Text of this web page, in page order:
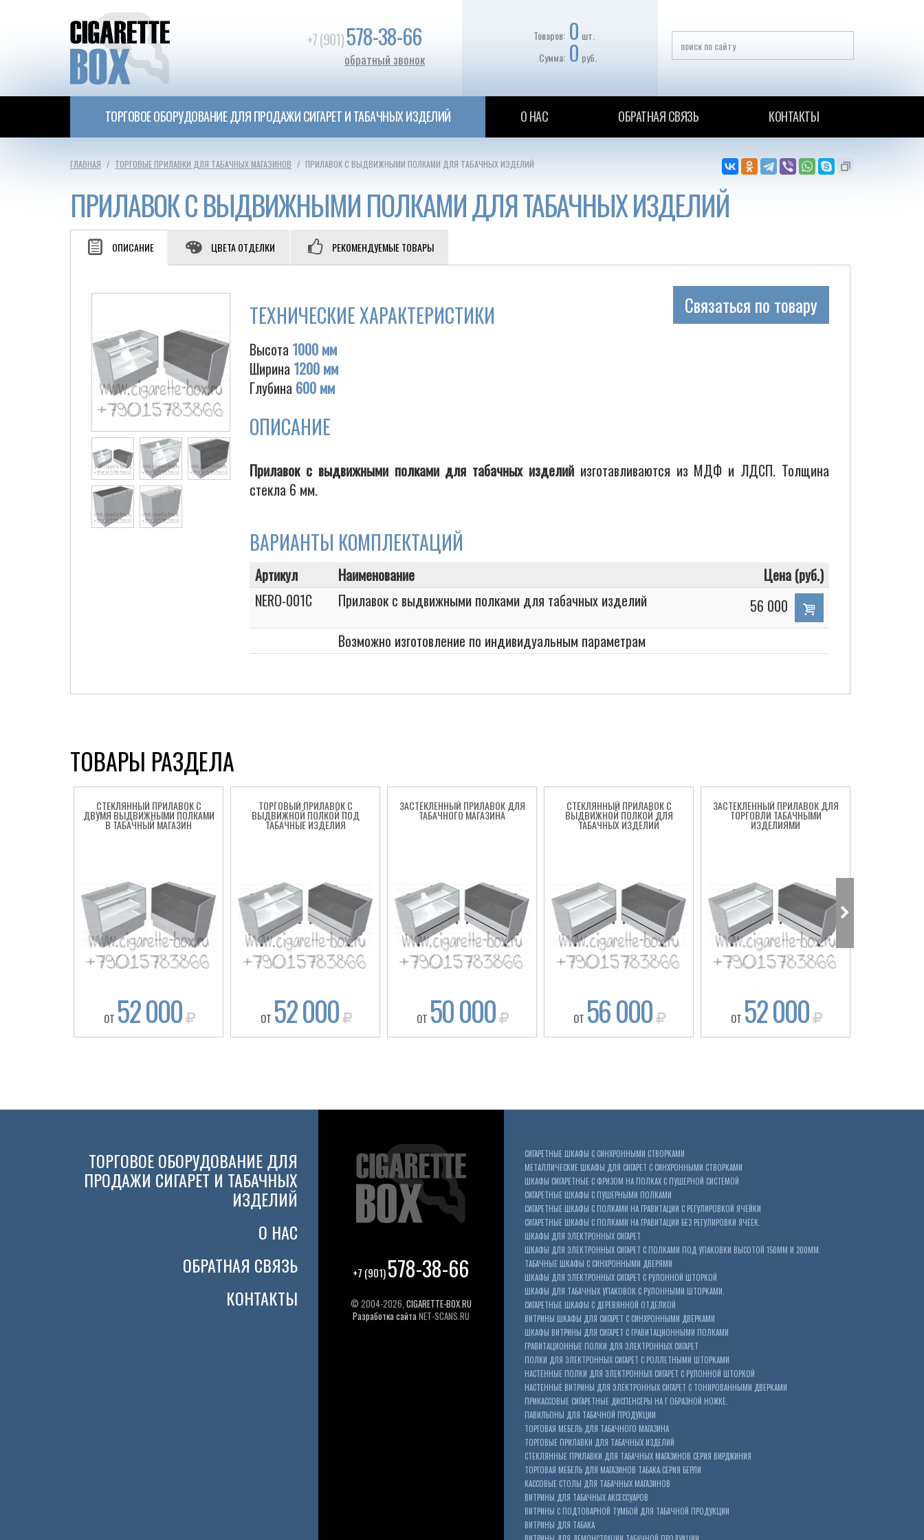
+7 (901)578-38-66
обратный звонок
Товаров: 0 шт.
Сумма: 0 руб.
ТОРГОВОЕ ОБОРУДОВАНИЕ ДЛЯ ПРОДАЖИ СИГАРЕТ И ТАБАЧНЫХ ИЗДЕЛИЙ О НАС ОБРАТНАЯ СВЯЗЬ КОНТАКТЫ
ГЛАВНАЯ ТОРГОВЫЕ ПРИЛАВКИ ДЛЯ ТАБАЧНЫХ МАГАЗИНОВ ПРИЛАВОК С ВЫДВИЖНЫМИ ПОЛКАМИ ДЛЯ ТАБАЧНЫХ ИЗДЕЛИЙ
ПРИЛАВОК С ВЫДВИЖНЫМИ ПОЛКАМИ ДЛЯ ТАБАЧНЫХ ИЗДЕЛИЙ
ОПИСАНИЕ ЦВЕТА ОТДЕЛКИ РЕКОМЕНДУЕМЫЕ ТОВАРЫ
Связаться по товару
ТЕХНИЧЕСКИЕ ХАРАКТЕРИСТИКИ
Высота 1000 мм
Ширина 1200 мм
Глубина 600 мм
ОПИСАНИЕ
Прилавок с выдвижными полками для табачных изделий изготавливаются из МДФ и ЛДСП. Толщина
стекла 6 мм.
ВАРИАНТЫ КОМПЛЕКТАЦИЙ
Артикул Наименование
Цена (руб.)
NERO-001C
Прилавок с выдвижными полками для табачных изделий
56 000
Возможно изготовление по индивидуальным параметрам
ТОВАРЫ РАЗДЕЛА
СТЕКЛЯННЫЙ ПРИЛАВОК С
ДВУМЯ ВЫДВИЖНЫМИ ПОЛКАМИ
В ТАБАЧНЫЙ МАГАЗИН
ОТ 52 000
ТОРГОВЫЙ ПРИЛАВОК С
ВЫДВИЖНОЙ ПОЛКОЙ ПОД
ТАБАЧНЫЕ ИЗДЕЛИЯ
ОТ 52 000
ЗАСТЕКЛЕННЫЙ ПРИЛАВОК ДЛЯ
ТАБАЧНОГО МАГАЗИНА
ОТ 50 000
СТЕКЛЯННЫЙ ПРИЛАВОК С
ВЫДВИЖНОЙ ПОЛКОЙ ДЛЯ
ТАБАЧНЫХ ИЗДЕЛИЙ
ОТ 56 000
ЗАСТЕКЛЕННЫЙ ПРИЛАВОК ДЛЯ
ТОРГОВЛИ ТАБАЧНЫМИ
ИЗДЕЛИЯМИ
ОТ 52 000
ТОРГОВОЕ ОБОРУДОВАНИЕ ДЛЯ
ПРОДАЖИ СИГАРЕТ И ТАБАЧНЫХ
ИЗДЕЛИЙ
О НАС
ОБРАТНАЯ СВЯЗЬ
КОНТАКТЫ
+7 (901)578-38-66
© 2004-2026, CIGARETTE-BOX.RU
Разработка сайтаNET-SCANS.RU
СИГАРЕТНЫЕ ШКАФЫ С СИНХРОННЫМИ СТВОРКАМИ
МЕТАЛЛИЧЕСКИЕ ШКАФЫ ДЛЯ СИГАРЕТ С СИНХРОННЫМИ СТВОРКАМИ
ШКАФЫ СИГАРЕТНЫЕ С ФРИЗОМ НА ПОЛКАХ С ПУШЕРНОЙ СИСТЕМОЙ
СИГАРЕТНЫЕ ШКАФЫ С ПУШЕРНЫМИ ПОЛКАМИ
СИГАРЕТНЫЕ ШКАФЫ С ПОЛКАМИ НА ГРАВИТАЦИИ С РЕГУЛИРОВКОЙ ЯЧЕЙКИ
СИГАРЕТНЫЕ ШКАФЫ С ПОЛКАМИ НА ГРАВИТАЦИИ БЕЗ РЕГУЛИРОВКИ ЯЧЕЕК.
ШКАФЫ ДЛЯ ЭЛЕКТРОННЫХ СИГАРЕТ
ШКАФЫ ДЛЯ ЭЛЕКТРОННЫХ СИГАРЕТ С ПОЛКАМИ ПОД УПАКОВКИ ВЫСОТОЙ 150ММ И 200ММ.
ТАБАЧНЫЕ ШКАФЫ С СИНХРОННЫМИ ДВЕРЯМИ
ШКАФЫ ДЛЯ ЭЛЕКТРОННЫХ СИГАРЕТ С РУЛОННОЙ ШТОРКОЙ
ШКАФЫ ДЛЯ ТАБАЧНЫХ УПАКОВОК С РУЛОННЫМИ ШТОРКАМИ.
СИГАРЕТНЫЕ ШКАФЫ С ДЕРЕВЯННОЙ ОТДЕЛКОЙ
ВИТРИНЫ ШКАФЫ ДЛЯ СИГАРЕТ С СИНХРОННЫМИ ДВЕРКАМИ
ШКАФЫ ВИТРИНЫ ДЛЯ СИГАРЕТ С ГРАВИТАЦИОННЫМИ ПОЛКАМИ
ГРАВИТАЦИОННЫЕ ПОЛКИ ДЛЯ ЭЛЕКТРОННЫХ СИГАРЕТ
ПОЛКИ ДЛЯ ЭЛЕКТРОННЫХ СИГАРЕТ С РОЛЛЕТНЫМИ ШТОРКАМИ
НАСТЕННЫЕ ПОЛКИ ДЛЯ ЭЛЕКТРОННЫХ СИГАРЕТ С РУЛОННОЙ ШТОРКОЙ
НАСТЕННЫЕ ВИТРИНЫ ДЛЯ ЭЛЕКТРОННЫХ СИГАРЕТ С ТОНИРОВАННЫМИ ДВЕРКАМИ
ПРИКАССОВЫЕ СИГАРЕТНЫЕ ДИСПЕНСЕРЫ НА Г ОБРАЗНОЙ НОЖКЕ.
ПАВИЛЬОНЫ ДЛЯ ТАБАЧНОЙ ПРОДУКЦИИ
ТОРГОВАЯ МЕБЕЛЬ ДЛЯ ТАБАЧНОГО МАГАЗИНА
ТОРГОВЫЕ ПРИЛАВКИ ДЛЯ ТАБАЧНЫХ ИЗДЕЛИЙ
СТЕКЛЯННЫЕ ПРИЛАВКИ ДЛЯ ТАБАЧНЫХ МАГАЗИНОВ.СЕРИЯ ВИРДЖИНИЯ
ТОРГОВАЯ МЕБЕЛЬ ДЛЯ МАГАЗИНОВ ТАБАКА.СЕРИЯ БЕРЛИ
КАССОВЫЕ СТОЛЫ ДЛЯ ТАБАЧНЫХ МАГАЗИНОВ
ВИТРИНЫ ДЛЯ ТАБАЧНЫХ АКСЕССУАРОВ
ВИТРИНЫ С ПОДТОВАРНОЙ ТУМБОЙ ДЛЯ ТАБАЧНОЙ ПРОДУКЦИИ
ВИТРИНЫ ДЛЯ ТАБАКА